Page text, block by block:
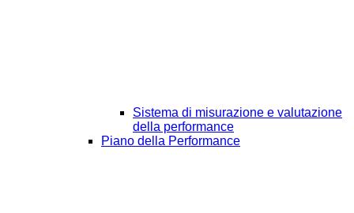
Sistema di misurazione e valutazione
della performance
Piano della Performance